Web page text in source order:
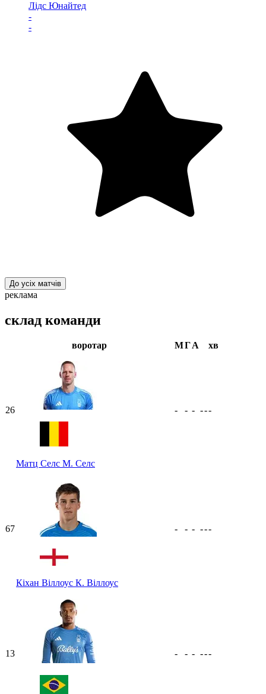
Лідс Юнайтед
-
-
До усіх матчів
реклама
склад команди
воротар МГА хв
26
Матц Селс М. Селс
- - - ---
67
Кіхан Віллоус К. Віллоус
- - - ---
13 - - - ---